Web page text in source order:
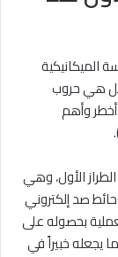
الميكانيكية
هي حروب
وأهم
.
الأول، وهي
صد إلكتروني
بحصوله على
يجعله خبيراً في